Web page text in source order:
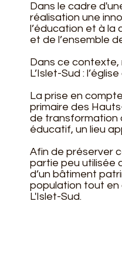
Dans le cadre
réalisation une
l’éducation et à la
et de l’ensemble
Dans ce contexte,
L’Islet-Sud :
La prise en
primaire des
de transformation
éducatif, un lieu
Afin de préserver
partie peu utilisée
d’un bâtiment
population tout en
L'Islet-Sud.